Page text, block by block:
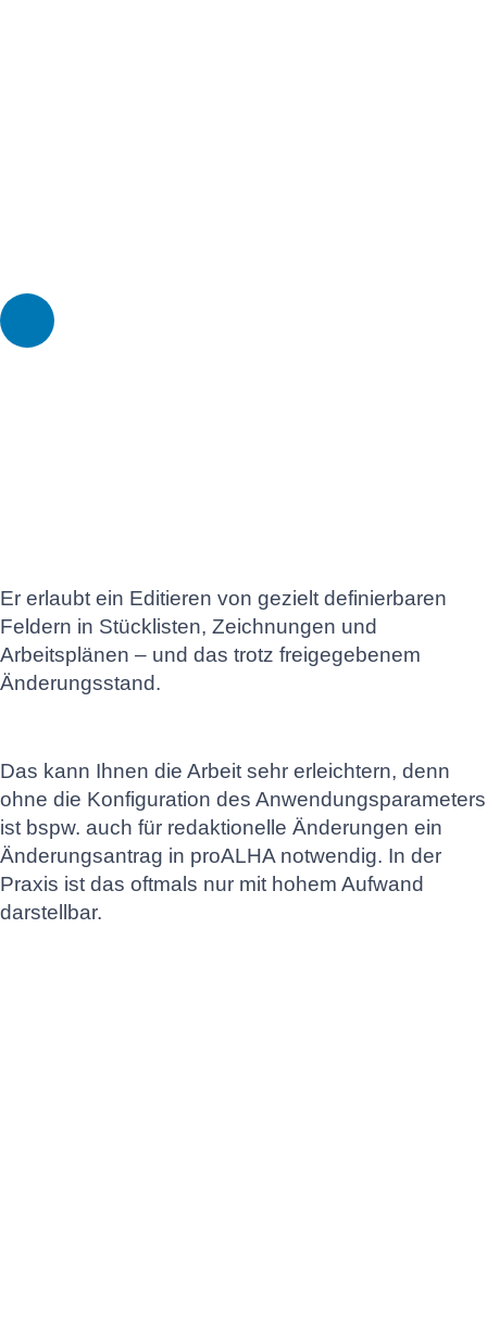
Er erlaubt ein Editieren von gezielt definierbaren
Feldern in Stücklisten, Zeichnungen und
Arbeitsplänen – und das trotz freigegebenem
Änderungsstand.
Das kann Ihnen die Arbeit sehr erleichtern, denn
ohne die Konfiguration des Anwendungsparameters
ist bspw. auch für redaktionelle Änderungen ein
Änderungsantrag in proALHA notwendig. In der
Praxis ist das oftmals nur mit hohem Aufwand
darstellbar.